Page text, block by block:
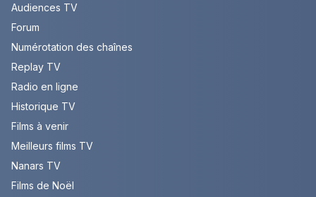
Audiences TV
Forum
Numérotation des chaînes
Replay TV
Radio en ligne
Historique TV
Films à venir
Meilleurs films TV
Nanars TV
Films de Noël